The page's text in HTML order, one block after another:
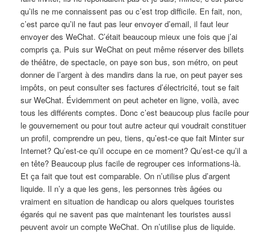
qu’ils ne me connaissent pas ou c’est trop difficile. En fait, non,
c’est parce qu’il ne faut pas leur envoyer d’email, il faut leur
envoyer des WeChat. C’était beaucoup mieux une fois que j’ai
compris ça. Puis sur WeChat on peut même réserver des billets
de théâtre, de spectacle, on paye son bus, son métro, on peut
donner de l’argent à des mandirs dans la rue, on peut payer ses
impôts, on peut consulter ses factures d’électricité, tout se fait
sur WeChat. Évidemment on peut acheter en ligne, voilà, avec
tous les différents comptes. Donc c’est beaucoup plus facile pour
le gouvernement ou pour tout autre acteur qui voudrait constituer
un profil, comprendre un peu, tiens, qu’est-ce que fait Minter sur
Internet? Qu’est-ce qu’il occupe en ce moment? Qu’est-ce qu’il a
en tête? Beaucoup plus facile de regrouper ces informations-là.
Et ça fait que tout est comparable. On n’utilise plus d’argent
liquide. Il n’y a que les gens, les personnes très âgées ou
vraiment en situation de handicap ou alors quelques touristes
égarés qui ne savent pas que maintenant les touristes aussi
peuvent avoir un compte WeChat. On n’utilise plus de liquide.